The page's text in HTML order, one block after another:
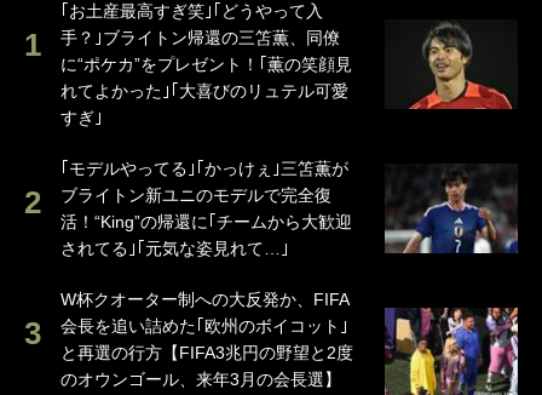
｢お土産最高すぎ笑｣｢どうやって入
手？｣ブライトン帰還の三笘薫、同僚
に“ポケカ”をプレゼント！｢薫の笑顔見
れてよかった｣｢大喜びのリュテル可愛
すぎ｣
｢モデルやってる｣｢かっけぇ｣三笘薫が
ブライトン新ユニのモデルで完全復
活！“King”の帰還に｢チームから大歓迎
されてる｣｢元気な姿見れて…｣
W杯クオーター制への大反発か、FIFA
会長を追い詰めた｢欧州のボイコット｣
と再選の行方【FIFA3兆円の野望と2度
のオウンゴール、来年3月の会長選】